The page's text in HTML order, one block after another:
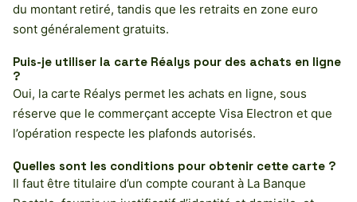
du montant retiré, tandis que les retraits en zone euro
sont généralement gratuits.
Puis-je utiliser la carte Réalys pour des achats en ligne
?
Oui, la carte Réalys permet les achats en ligne, sous
réserve que le commerçant accepte Visa Electron et que
l’opération respecte les plafonds autorisés.
Quelles sont les conditions pour obtenir cette carte ?
Il faut être titulaire d’un compte courant à La Banque